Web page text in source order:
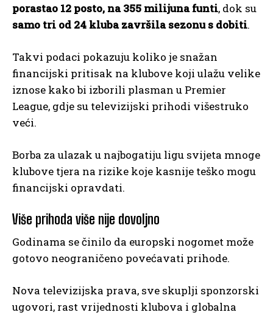
porastao 12 posto, na 355 milijuna funti, dok su
samo tri od 24 kluba završila sezonu s dobiti.
Takvi podaci pokazuju koliko je snažan
financijski pritisak na klubove koji ulažu velike
iznose kako bi izborili plasman u Premier
League, gdje su televizijski prihodi višestruko
veći.
Borba za ulazak u najbogatiju ligu svijeta mnoge
klubove tjera na rizike koje kasnije teško mogu
financijski opravdati.
Više prihoda više nije dovoljno
Godinama se činilo da europski nogomet može
gotovo neograničeno povećavati prihode.
Nova televizijska prava, sve skuplji sponzorski
ugovori, rast vrijednosti klubova i globalna